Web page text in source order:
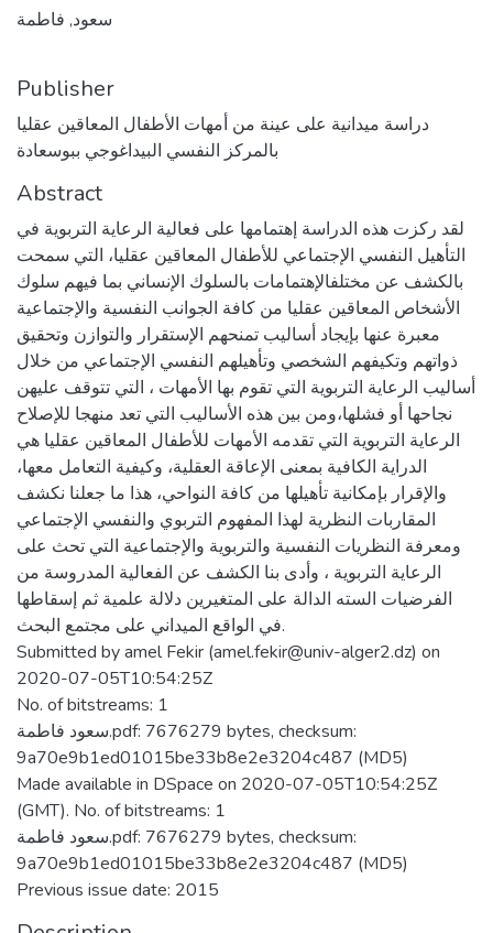
سعود, فاطمة
Publisher
دراسة ميدانية على عينة من أمهات الأطفال المعاقين عقليا
بالمركز النفسي البيداغوجي ببوسعادة
Abstract
لقد ركزت هذه الدراسة إهتمامها على فعالية الرعاية التربوية في
التأهيل النفسي الإجتماعي للأطفال المعاقين عقليا، التي سمحت
بالكشف عن مختلفالإهتمامات بالسلوك الإنساني بما فيهم سلوك
الأشخاص المعاقين عقليا من كافة الجوانب النفسية والإجتماعية
معبرة عنها بإيجاد أساليب تمنحهم الإستقرار والتوازن وتحقيق
ذواتهم وتكيفهم الشخصي وتأهيلهم النفسي الإجتماعي من خلال
أساليب الرعاية التربوية التي تقوم بها الأمهات ، التي تتوقف عليهن
نجاحها أو فشلها،ومن بين هذه الأساليب التي تعد منهجا للإصلاح
الرعاية التربوية التي تقدمه الأمهات للأطفال المعاقين عقليا هي
الدراية الكافية بمعنى الإعاقة العقلية، وكيفية التعامل معها،
والإقرار بإمكانية تأهيلها من كافة النواحي، هذا ما جعلنا نكشف
المقاربات النظرية لهذا المفهوم التربوي والنفسي الإجتماعي
ومعرفة النظريات النفسية والتربوية والإجتماعية التي تحث على
الرعاية التربوية ، وأدى بنا الكشف عن الفعالية المدروسة من
الفرضيات السته الدالة على المتغيرين دلالة علمية ثم إسقاطها
في الواقع الميداني على مجتمع البحث.
Submitted by amel Fekir (amel.fekir@univ-alger2.dz) on
2020-07-05T10:54:25Z
No. of bitstreams: 1
سعود فاطمة.pdf: 7676279 bytes, checksum:
9a70e9b1ed01015be33b8e2e3204c487 (MD5)
Made available in DSpace on 2020-07-05T10:54:25Z
(GMT). No. of bitstreams: 1
سعود فاطمة.pdf: 7676279 bytes, checksum:
9a70e9b1ed01015be33b8e2e3204c487 (MD5)
Previous issue date: 2015